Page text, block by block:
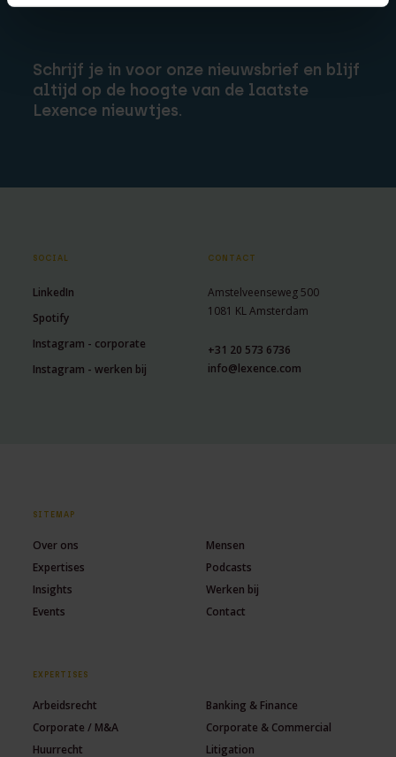
Schrijf je in voor onze nieuwsbrief en blijf
altijd op de hoogte van de laatste
Lexence nieuwtjes.
SOCIAL
LinkedIn
Spotify
Instagram - corporate
Instagram - werken bij
CONTACT
Amstelveenseweg 500
1081 KL Amsterdam
+31 20 573 6736
info@lexence.com
SITEMAP
Over ons
Mensen
Expertises
Podcasts
Insights
Werken bij
Events
Contact
EXPERTISES
Arbeidsrecht
Banking & Finance
Corporate / M&A
Corporate & Commercial
Huurrecht
Litigation